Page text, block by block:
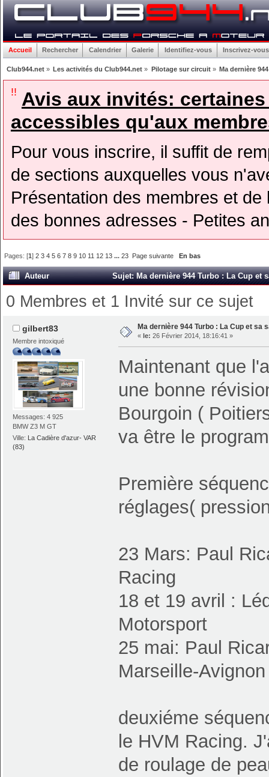
Accueil Rechercher Calendrier Galerie Identifiez-vous Inscrivez-vous
Club944.net» Les activités du Club944.net » Pilotage sur circuit» Ma dernière
!! Avis aux invités:
accessibles qu'aux
Pour vous inscrire, il suffit de
de sections auxquelles vous
Présentation des membres et
des bonnes adresses - Petites
Pages: [1]2 3 4 5 6 7 8 9 10 11 12 13 ...23 Page suivante En bas
Auteur Sujet: Ma dernière 944 Turbo : La Cup et
0 Membres et 1 Invité sur ce sujet
gilbert83
Membre intoxiqué
Messages: 4 925
BMW Z3 M GT
Ville: La Cadière d'azur- VAR
(83)
Ma dernière 944 Turbo : La Cup et sa
« le: 26 Février 2014, 18:16:41 »
Maintenant que
une bonne
Bourgoin (
va être le
Première
réglages(
23 Mars: Paul
Racing
18 et 19 avril :
Motorsport
25 mai: Paul
Marseille-Avignon
deuxiéme
le HVM Racing.
de roulage de